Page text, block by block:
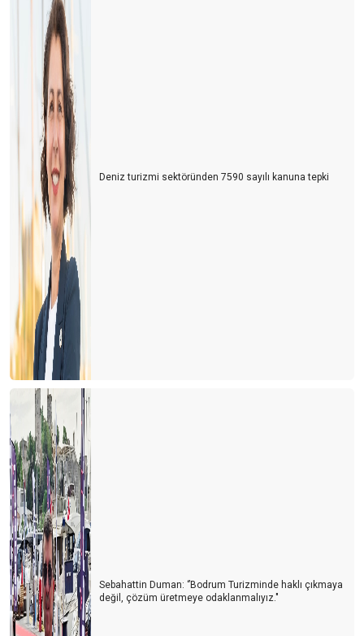
Deniz turizmi sektöründen 7590 sayılı kanuna tepki
Sebahattin Duman: ‘’Bodrum Turizminde haklı çıkmaya
değil, çözüm üretmeye odaklanmalıyız."